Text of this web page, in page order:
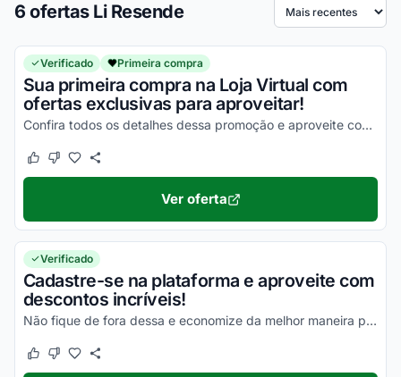
6 ofertas Li Resende Ordenar por
Verificado Primeira compra
Sua primeira compra na Loja Virtual com
ofertas exclusivas para aproveitar!
Confira todos os detalhes dessa promoção e aproveite com vantagens incríveis!
Este cupom funcionou
Este cupom não funcionou
Ver oferta
Verificado
Cadastre-se na plataforma e aproveite com
descontos incríveis!
Não fique de fora dessa e economize da melhor maneira possível!
Este cupom funcionou
Este cupom não funcionou